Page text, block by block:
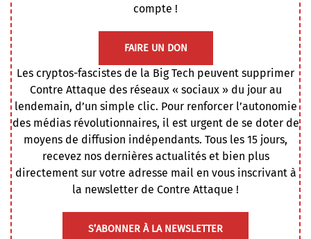
compte !
FAIRE UN DON
Les cryptos-fascistes de la Big Tech peuvent supprimer
Contre Attaque des réseaux « sociaux » du jour au
lendemain, d’un simple clic. Pour renforcer l’autonomie
des médias révolutionnaires, il est urgent de se doter de
moyens de diffusion indépendants. Tous les 15 jours,
recevez nos dernières actualités et bien plus
directement sur votre adresse mail en vous inscrivant à
la newsletter de Contre Attaque !
S’ABONNER À LA NEWSLETTER